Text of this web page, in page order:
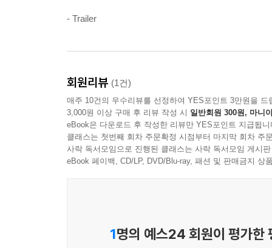
- Trailer
회원리뷰 (1건)
매주 10건의 우수리뷰를 선정하여 YES포인트 3만원을 드
3,000원 이상 구매 후 리뷰 작성 시 일반회원 300원, 마니
eBook은 다운로드 후 작성한 리뷰만 YES포인트 지급됩니
클래스는 첫번째 회차 주문확정 시점부터 마지막 회차 주
사락 독서모임으로 진행된 클래스는 사락 독서모임 게시
eBook 페이백, CD/LP, DVD/Blu-ray, 패션 및 판매금지 상
1명의 예스24 회원이 평가한